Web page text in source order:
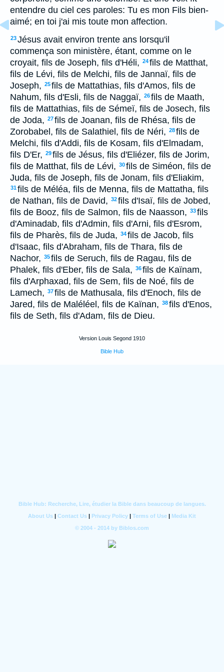
entendre du ciel ces paroles: Tu es mon Fils bien-
aimé; en toi j'ai mis toute mon affection.
23Jésus avait environ trente ans lorsqu'il
commença son ministère, étant, comme on le
croyait, fils de Joseph, fils d'Héli, 24fils de Matthat,
fils de Lévi, fils de Melchi, fils de Jannaï, fils de
Joseph, 25fils de Mattathias, fils d'Amos, fils de
Nahum, fils d'Esli, fils de Naggaï, 26fils de Maath,
fils de Mattathias, fils de Sémeï, fils de Josech, fils
de Joda, 27fils de Joanan, fils de Rhésa, fils de
Zorobabel, fils de Salathiel, fils de Néri, 28fils de
Melchi, fils d'Addi, fils de Kosam, fils d'Elmadam,
fils D'Er, 29fils de Jésus, fils d'Eliézer, fils de Jorim,
fils de Matthat, fils de Lévi, 30fils de Siméon, fils de
Juda, fils de Joseph, fils de Jonam, fils d'Eliakim,
31fils de Méléa, fils de Menna, fils de Mattatha, fils
de Nathan, fils de David, 32fils d'Isaï, fils de Jobed,
fils de Booz, fils de Salmon, fils de Naasson, 33fils
d'Aminadab, fils d'Admin, fils d'Arni, fils d'Esrom,
fils de Pharès, fils de Juda, 34fils de Jacob, fils
d'Isaac, fils d'Abraham, fils de Thara, fils de
Nachor, 35fils de Seruch, fils de Ragau, fils de
Phalek, fils d'Eber, fils de Sala, 36fils de Kaïnam,
fils d'Arphaxad, fils de Sem, fils de Noé, fils de
Lamech, 37fils de Mathusala, fils d'Enoch, fils de
Jared, fils de Maléléel, fils de Kaïnan, 38fils d'Enos,
fils de Seth, fils d'Adam, fils de Dieu.
Version Louis Segond 1910
Bible Hub